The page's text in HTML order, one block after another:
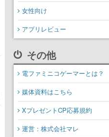
女性向け
アプリレビュー
その他
電ファミニコゲーマーとは？
媒体資料はこちら
XプレゼントCP応募規約
運営：株式会社マレ